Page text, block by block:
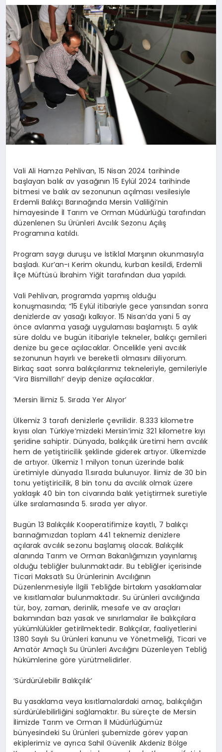
SİYASET
SPOR
DİĞER
Vali Ali Hamza Pehlivan, 15 Nisan 2024 tarihinde
başlayan balık av yasağının 15 Eylül 2024 tarihinde
bitmesi ve balık av sezonunun açılması vesilesiyle
Erdemli Balıkçı Barınağında Mersin Valiliği’nin
himayesinde İl Tarım ve Orman Müdürlüğü tarafından
düzenlenen Su Ürünleri Avcılık Sezonu Açılış
Programına katıldı.
Program saygı duruşu ve İstiklal Marşının okunmasıyla
başladı. Kur’an-ı Kerim okundu, kurban kesildi, Erdemli
İlçe Müftüsü İbrahim Yiğit tarafından dua yapıldı.
Vali Pehlivan, programda yapmış olduğu
konuşmasında; “15 Eylül itibariyle gece yarısından sonra
denizlerde av yasağı kalkıyor. 15 Nisan’da yani 5 ay
önce avlanma yasağı uygulaması başlamıştı. 5 aylık
süre doldu ve bugün itibariyle tekneler, balıkçı gemileri
denize bu gece açılacaklar. Öncelikle yeni avcılık
sezonunun hayırlı ve bereketli olmasını diliyorum.
Birkaç saat sonra balıkçılarımız tekneleriyle, gemileriyle
‘Vira Bismillah!’ deyip denize açılacaklar.
‘Mersin İlimiz 5. Sırada Yer Alıyor’
Ülkemiz 3 tarafı denizlerle çevrilidir. 8.333 kilometre
kıyısı olan Türkiye’mizdeki Mersin’imiz 321 kilometre kıyı
şeridine sahiptir. Dünyada, balıkçılık üretimi hem avcılık
hem de yetiştiricilik şeklinde giderek artıyor. Ülkemizde
de artıyor. Ülkemiz 1 milyon tonun üzerinde balık
üretimiyle dünyada 11.sırada bulunuyor. İlimiz de 30 bin
tonu yetiştiricilik, 8 bin tonu da avcılık olmak üzere
yaklaşık 40 bin ton civarında balık yetiştirmek suretiyle
ülke sıralamasında 5. sırada yer alıyor.
Bugün 13 Balıkçılık Kooperatifimize kayıtlı, 7 balıkçı
barınağımızdan toplam 441 teknemiz denizlere
açılarak avcılık sezonu başlamış olacak. Balıkçılık
alanında Tarım ve Orman Bakanlığımızın yayınlamış
olduğu tebliğler bulunmaktadır. Bu tebliğler içerisinde
Ticari Maksatlı Su Ürünlerinin Avcılığının
Düzenlenmesiyle İlgili Tebliğde birtakım yasaklamalar
ve kısıtlamalar bulunmaktadır. Su ürünleri avcılığında
tür, boy, zaman, derinlik, mesafe ve av araçları
bakımından bazı yasak ve sınırlamalar ile balıkçılara
yükümlülükler getirilmektedir. Balıkçılar, faaliyetlerini
1380 Sayılı Su Ürünleri kanunu ve Yönetmeliği, Ticari ve
Amatör Amaçlı Su Ürünleri Avcılığını Düzenleyen Tebliğ
hükümlerine göre yürütmelidirler.
‘Sürdürülebilir Balıkçılık’
Bu yasaklama veya kısıtlamalardaki amaç, balıkçılığın
sürdürülebilirliğini sağlamaktır. Bu süreçte de Mersin
İlimizde Tarım ve Orman İl Müdürlüğümüz
bünyesindeki Su Ürünleri şubemizde görev yapan
ekiplerimiz ve ayrıca Sahil Güvenlik Akdeniz Bölge